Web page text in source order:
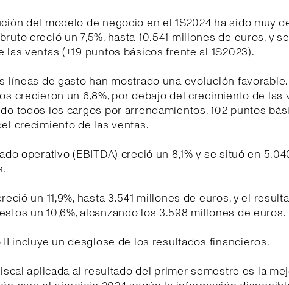
del modelo de negocio en el 1S2024 ha sido muy
creció un 7,5%, hasta 10.541 millones de euros, y
las ventas (+19 puntos básicos frente al 1S2023).
líneas de gasto han mostrado una evolución
crecieron un 6,8%, por debajo del crecimiento de las
todos los cargos por arrendamientos, 102 puntos
crecimiento de las ventas.
operativo (EBITDA) creció un 8,1% y se situó en
un 11,9%, hasta 3.541 millones de euros, y el
un 10,6%, alcanzando los 3.598 millones de euros.
II incluye un desglose de los resultados financieros.
aplicada al resultado del primer semestre es la